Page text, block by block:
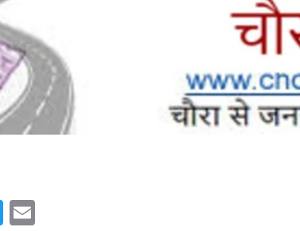
Twitter